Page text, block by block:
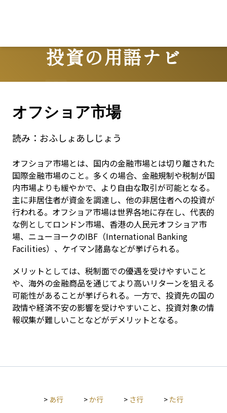
投資の用語ナビ
Terms
オフショア市場
読み： おふしょあしじょう
オフショア市場とは、国内の金融市場とは切り離された
国際金融市場のこと。多くの場合、金融規制や税制が国
内市場よりも緩やかで、より自由な取引が可能となる。
主に非居住者が資金を調達し、他の非居住者への投資が
行われる。オフショア市場は世界各地に存在し、代表的
な例としてロンドン市場、香港の人民元オフショア市
場、ニューヨークのIBF（International Banking
Facilities）、ケイマン諸島などが挙げられる。
メリットとしては、税制面での優遇を受けやすいこと
や、海外の金融商品を通じてより高いリターンを狙える
可能性があることが挙げられる。一方で、投資先の国の
政情や経済不安の影響を受けやすいこと、投資対象の情
報収集が難しいことなどがデメリットとなる。
> あ行 >か行 > さ行 > た行